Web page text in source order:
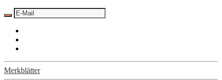
Merkblätter